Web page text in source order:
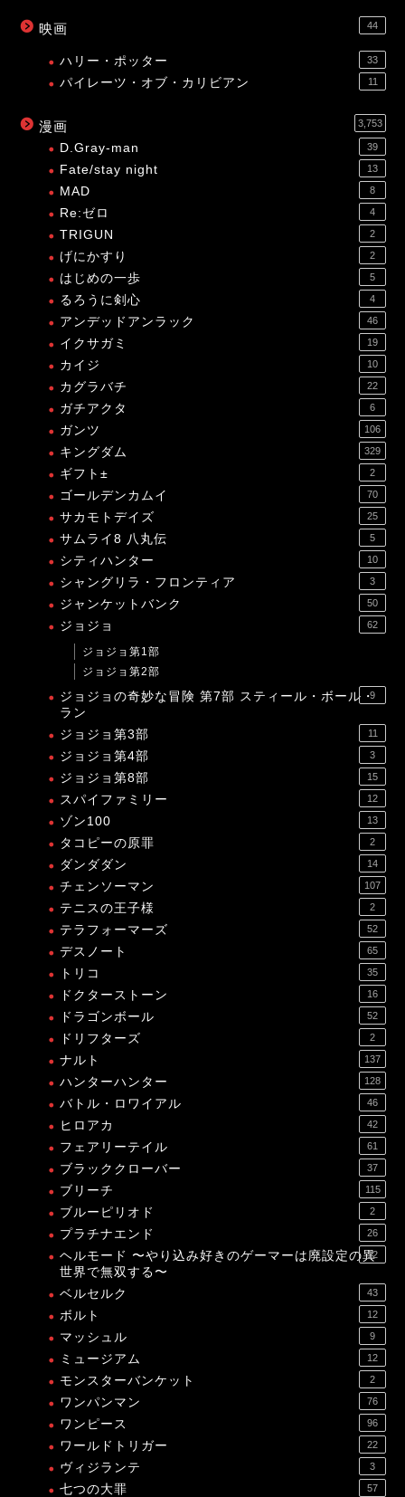
映画 44
ハリー・ポッター 33
パイレーツ・オブ・カリビアン 11
漫画 3,753
D.Gray-man 39
Fate/stay night 13
MAD 8
Re:ゼロ 4
TRIGUN 2
げにかすり 2
はじめの一歩 5
るろうに剣心 4
アンデッドアンラック 46
イクサガミ 19
カイジ 10
カグラバチ 22
ガチアクタ 6
ガンツ 106
キングダム 329
ギフト± 2
ゴールデンカムイ 70
サカモトデイズ 25
サムライ8 八丸伝 5
シティハンター 10
シャングリラ・フロンティア 3
ジャンケットバンク 50
ジョジョ 62
ジョジョ第1部
ジョジョ第2部
ジョジョの奇妙な冒険 第7部 スティール・ボール・
ラン
9
ジョジョ第3部 11
ジョジョ第4部 3
ジョジョ第8部 15
スパイファミリー 12
ゾン100 13
タコピーの原罪 2
ダンダダン 14
チェンソーマン 107
テニスの王子様 2
テラフォーマーズ 52
デスノート 65
トリコ 35
ドクターストーン 16
ドラゴンボール 52
ドリフターズ 2
ナルト 137
ハンターハンター 128
バトル・ロワイアル 46
ヒロアカ 42
フェアリーテイル 61
ブラッククローバー 37
ブリーチ 115
ブルーピリオド 2
プラチナエンド 26
ヘルモード 〜やり込み好きのゲーマーは廃設定の異
世界で無双する〜
12
ベルセルク 43
ボルト 12
マッシュル 9
ミュージアム 12
モンスターバンケット 2
ワンパンマン 76
ワンピース 96
ワールドトリガー 22
ヴィジランテ 3
七つの大罪 57